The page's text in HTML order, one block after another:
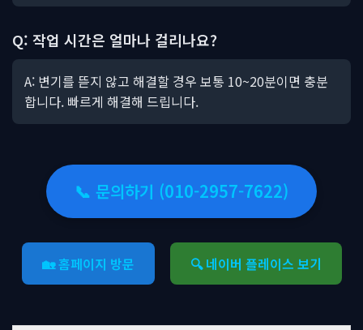
Q: 작업 시간은 얼마나 걸리나요?
A: 변기를 뜯지 않고 해결할 경우 보통 10~20분이면 충분
합니다. 빠르게 해결해 드립니다.
📞 문의하기 (010-2957-7622)
🏡 홈페이지 방문 🔍 네이버 플레이스 보기